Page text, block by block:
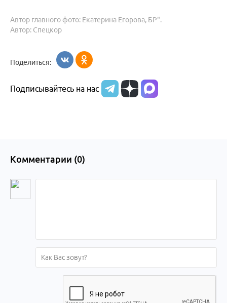
Автор: Спецкор
Автор главного фото: Екатерина Егорова, БР".
Поделиться:
Подписывайтесь на нас
Комментарии (0)